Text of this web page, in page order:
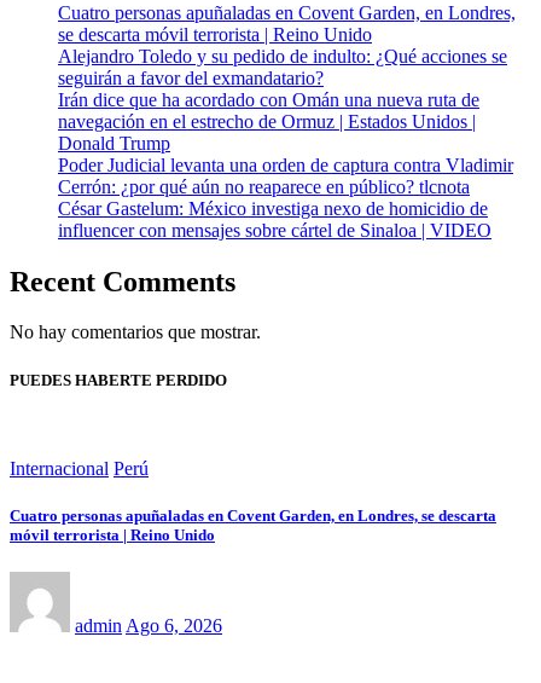
Cuatro personas apuñaladas en Covent Garden, en Londres,
se descarta móvil terrorista | Reino Unido
Alejandro Toledo y su pedido de indulto: ¿Qué acciones se
seguirán a favor del exmandatario?
Irán dice que ha acordado con Omán una nueva ruta de
navegación en el estrecho de Ormuz | Estados Unidos |
Donald Trump
Poder Judicial levanta una orden de captura contra Vladimir
Cerrón: ¿por qué aún no reaparece en público? tlcnota
César Gastelum: México investiga nexo de homicidio de
influencer con mensajes sobre cártel de Sinaloa | VIDEO
Recent Comments
No hay comentarios que mostrar.
PUEDES HABERTE PERDIDO
Internacional Perú
Cuatro personas apuñaladas en Covent Garden, en Londres, se descarta
móvil terrorista | Reino Unido
admin Ago 6, 2026